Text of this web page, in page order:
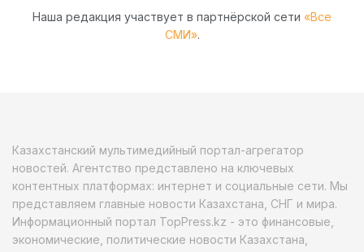
Наша редакция участвует в партнёрской сети «Все
СМИ».
Казахстанский мультимедийный портал-агрегатор
новостей. Агентство представлено на ключевых
контентных платформах: интернет и социальные сети. Мы
представляем главные новости Казахстана, СНГ и мира.
Информационный портал TopPress.kz - это финансовые,
экономические, политические новости Казахстана,